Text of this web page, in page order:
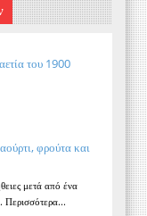
του 1900
φρούτα και
μετά από ένα
Περισσότερα...